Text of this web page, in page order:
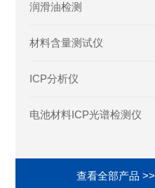
润滑油检测
材料含量测试仪
ICP分析仪
电池材料ICP光谱检测仪
查看全部产品 >>